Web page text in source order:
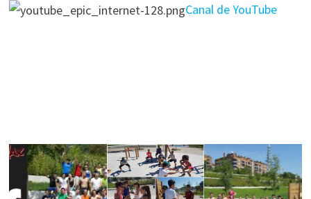
Canal de YouTube